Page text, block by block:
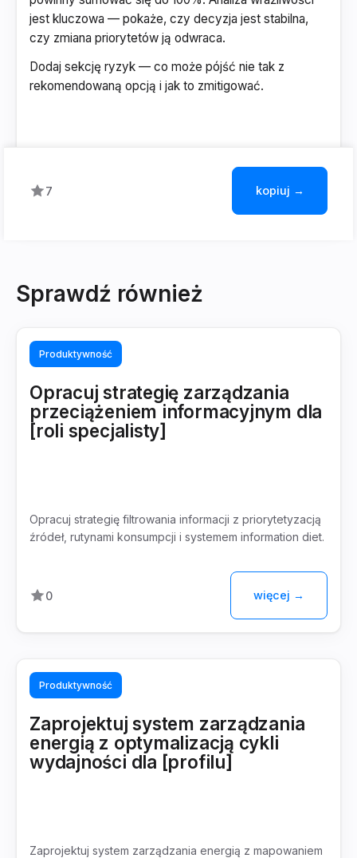
jest kluczowa — pokaże, czy decyzja jest stabilna,
czy zmiana priorytetów ją odwraca.
Dodaj sekcję ryzyk — co może pójść nie tak z
rekomendowaną opcją i jak to zmitigować.
7 kopiuj →
Sprawdź również
Produktywność
Opracuj strategię zarządzania
przeciążeniem informacyjnym dla
[roli specjalisty]
Opracuj strategię filtrowania informacji z priorytetyzacją
źródeł, rutynami konsumpcji i systemem information diet.
0 więcej →
Produktywność
Zaprojektuj system zarządzania
energią z optymalizacją cykli
wydajności dla [profilu]
Zaprojektuj system zarządzania energią z mapowaniem